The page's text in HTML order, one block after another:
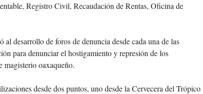
Registro Civil, Recaudación de Rentas, Oficina de
desarrollo de foros de denuncia desde cada una de las
para denunciar el hostigamiento y represión de los
magisterio oaxaqueño.
desde dos puntos, uno desde la Cervecera del Trópico